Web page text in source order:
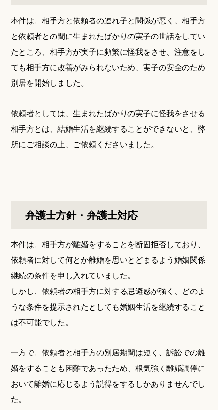
本件は、相手方と依頼者の連れ子と関係が悪く、相手方
と依頼者との間に生まれたばかりの実子の世話をしてい
たところ、相手方が実子に頻繁に怪我をさせ、注意をし
ても相手方に改善がみられないため、実子の安全のため
別居を開始しました。
依頼者としては、生まれたばかりの実子に怪我をさせる
相手方とは、結婚生活を継続することができないと、弊
所にご相談の上、ご依頼くださいました。
弁護士方針・弁護士対応
本件は、相手方が離婚をすることを断固拒否しており、
依頼者に対して何とか離婚を思いとどまるよう婚姻関係
継続の条件を申し入れていました。
しかし、依頼者の相手方に対する忌避感が強く、どのよ
うな条件を提示されたとしても婚姻生活を継続すること
は不可能でした。
一方で、依頼者と相手方の別居期間は短く、訴訟での離
婚をすることも困難であったため、根気強く離婚調停に
おいて離婚に応じるよう説得をするしかありませんでし
た。